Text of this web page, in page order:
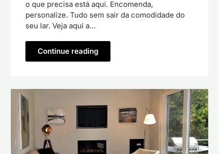
o que precisa está aqui. Encomenda,
personalize. Tudo sem sair da comodidade do
seu lar. Veja aqui a…
Continue reading